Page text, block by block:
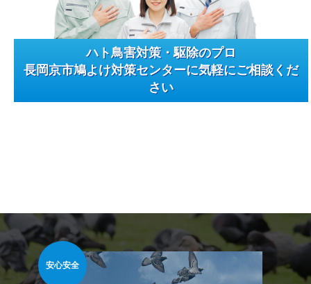
ハト鳥害対策・駆除のプロ
長岡京市鳩よけ対策センターに気軽にご相談くだ
さい
安心安全